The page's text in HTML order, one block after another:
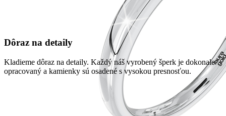
Dôraz na detaily
Kladieme dôraz na detaily. Každý náš vyrobený šperk je dokonale
opracovaný a kamienky sú osadené s vysokou presnosťou.